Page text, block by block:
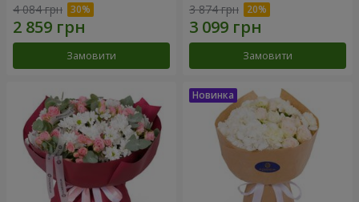
4 084 грн
Замовити
3 874 грн
Замовити